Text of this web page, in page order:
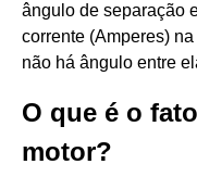
ângulo de separação
corrente (Amperes)
não há ângulo entre
O que é o
motor?